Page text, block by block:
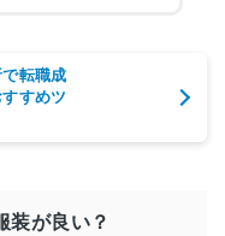
で転職成
すめツ
装が良い？